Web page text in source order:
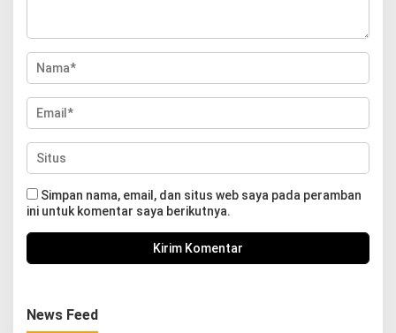
Simpan nama, email, dan situs web saya pada peramban
ini untuk komentar saya berikutnya.
News Feed